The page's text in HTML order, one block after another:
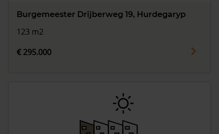
Burgemeester Drijberweg 19, Hurdegaryp
123 m2
€ 295.000